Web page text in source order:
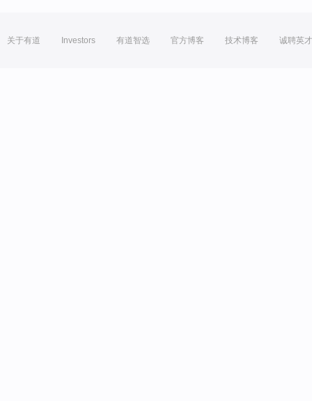
关于有道 Investors 有道智选 官方博客 技术博客 诚聘英才